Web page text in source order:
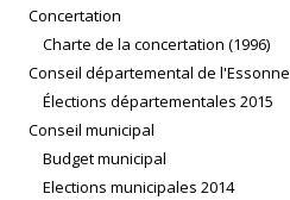
Concertation
Charte de la concertation (1996)
Conseil départemental de l'Essonne
Élections départementales 2015
Conseil municipal
Budget municipal
Elections municipales 2014